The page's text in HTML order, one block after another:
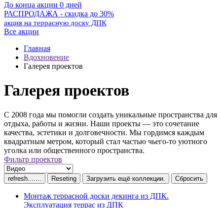
До конца акции 0 дней
РАСПРОДАЖА - скидка до 30%
акция на террасную доску ДПК
Все акции
Главная
Вдохновение
Галерея проектов
Галерея проектов
С 2008 года мы помогли создать уникальные пространства для
отдыха, работы и жизни. Наши проекты — это сочетание
качества, эстетики и долговечности. Мы гордимся каждым
квадратным метром, который стал частью чьего-то уютного
уголка или общественного пространства.
Фильтр проектов
Сбросить
Монтаж террасной доски декинга из ДПК.
Эксплуатация террас из ДПК